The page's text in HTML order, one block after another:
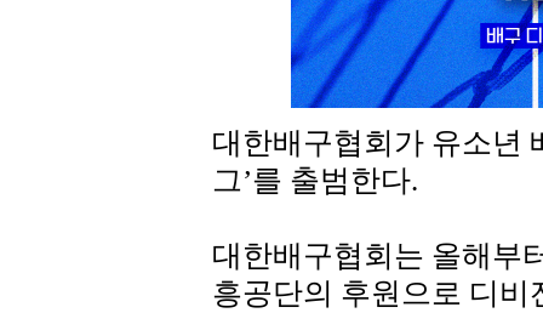
대한배구협회가 유소년
그’를 출범한다.
대한배구협회는 올해부
흥공단의 후원으로 디비